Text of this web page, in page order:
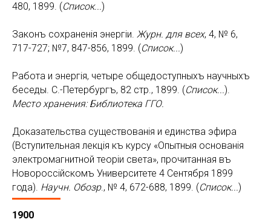
480, 1899. (Список...)
Законъ сохраненiя энергiи. Журн. для всех, 4, № 6,
717-727; №7, 847-856, 1899. (Список...)
Работа и энергiя, четыре общедоступныхъ научныхъ
беседы. С.-Петербургъ, 82 стр., 1899. (Список...).
Место хранения: Библиотека ГГО.
Доказательства существованiя и единства эфира
(Вступительная лекцiя къ курсу «Опытныя основанiя
электромагнитной теорiи света», прочитанная въ
Новороссiйскомъ Университете 4 Сентября 1899
года). Научн. Обозр., № 4, 672-688, 1899. (Список...)
1900